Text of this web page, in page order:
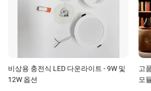
비상용 충전식 LED 다운라이트 - 9W 및
12W 옵션
고
모